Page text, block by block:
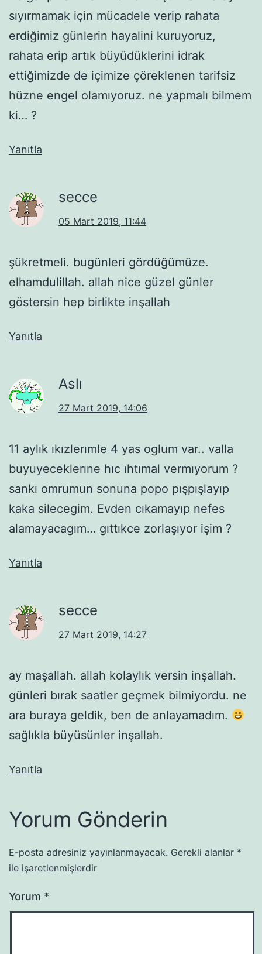
sıyırmamak için mücadele verip rahata
erdiğimiz günlerin hayalini kuruyoruz,
rahata erip artık büyüdüklerini idrak
ettiğimizde de içimize çöreklenen tarifsiz
hüzne engel olamıyoruz. ne yapmalı bilmem
ki… ?
Yanıtla
secce
05 Mart 2019, 11:44
şükretmeli. bugünleri gördüğümüze.
elhamdulillah. allah nice güzel günler
göstersin hep birlikte inşallah
Yanıtla
Aslı
27 Mart 2019, 14:06
11 aylık ıkızlerımle 4 yas oglum var.. valla
buyuyeceklerıne hıc ıhtımal vermıyorum ?
sankı omrumun sonuna popo pışpışlayıp
kaka silecegim. Evden cıkamayıp nefes
alamayacagım… gıttıkce zorlaşıyor işim ?
Yanıtla
secce
27 Mart 2019, 14:27
ay maşallah. allah kolaylık versin inşallah.
günleri bırak saatler geçmek bilmiyordu. ne
ara buraya geldik, ben de anlayamadım.
sağlıkla büyüsünler inşallah.
Yanıtla
Yorum Gönderin
E-posta adresiniz yayınlanmayacak. Gerekli alanlar *
ile işaretlenmişlerdir
Yorum *